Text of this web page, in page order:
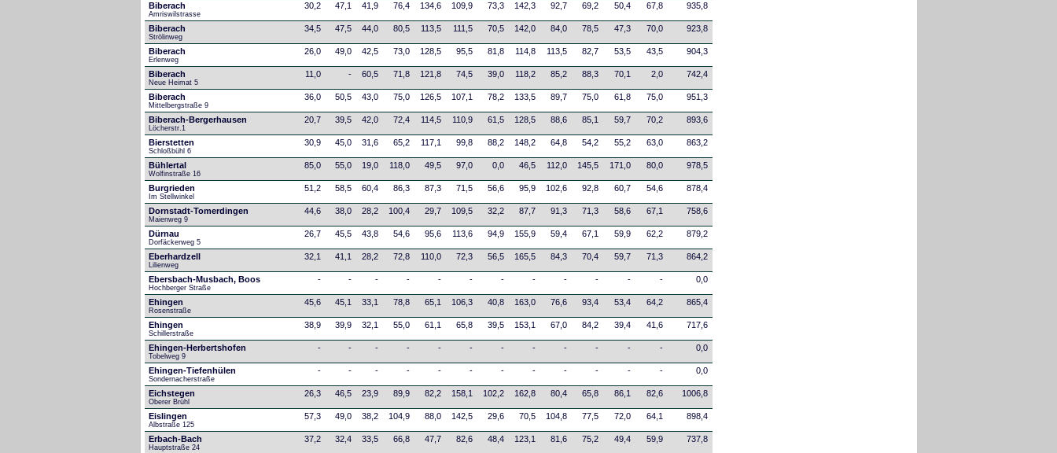
Biberach
Amriswilstrasse
30,2 47,1 41,9 76,4 134,6 109,9 73,3 142,3 92,7 69,2 50,4 67,8 935,8
Biberach
Strölinweg
34,5 47,5 44,0 80,5 113,5 111,5 70,5 142,0 84,0 78,5 47,3 70,0 923,8
Biberach
Erlenweg
26,0 49,0 42,5 73,0 128,5 95,5 81,8 114,8 113,5 82,7 53,5 43,5 904,3
Biberach
Neue Heimat 5
11,0 - 60,5 71,8 121,8 74,5 39,0 118,2 85,2 88,3 70,1 2,0 742,4
Biberach
Mittelbergstraße 9
36,0 50,5 43,0 75,0 126,5 107,1 78,2 133,5 89,7 75,0 61,8 75,0 951,3
Biberach-Bergerhausen
Löcherstr.1
20,7 39,5 42,0 72,4 114,5 110,9 61,5 128,5 88,6 85,1 59,7 70,2 893,6
Bierstetten
Schloßbühl 6
30,9 45,0 31,6 65,2 117,1 99,8 88,2 148,2 64,8 54,2 55,2 63,0 863,2
Bühlertal
Wolfinstraße 16
85,0 55,0 19,0 118,0 49,5 97,0 0,0 46,5 112,0 145,5 171,0 80,0 978,5
Burgrieden
Im Stellwinkel
51,2 58,5 60,4 86,3 87,3 71,5 56,6 95,9 102,6 92,8 60,7 54,6 878,4
Dornstadt-Tomerdingen
Maienweg 9
44,6 38,0 28,2 100,4 29,7 109,5 32,2 87,7 91,3 71,3 58,6 67,1 758,6
Dürnau
Dorfäckerweg 5
26,7 45,5 43,8 54,6 95,6 113,6 94,9 155,9 59,4 67,1 59,9 62,2 879,2
Eberhardzell
Lilienweg
32,1 41,1 28,2 72,8 110,0 72,3 56,5 165,5 84,3 70,4 59,7 71,3 864,2
Ebersbach-Musbach, Boos
Hochberger Straße
- - - - - - - - - - - - 0,0
Ehingen
Rosenstraße
45,6 45,1 33,1 78,8 65,1 106,3 40,8 163,0 76,6 93,4 53,4 64,2 865,4
Ehingen
Schillerstraße
38,9 39,9 32,1 55,0 61,1 65,8 39,5 153,1 67,0 84,2 39,4 41,6 717,6
Ehingen-Herbertshofen
Tobelweg 9
- - - - - - - - - - - - 0,0
Ehingen-Tiefenhülen
Sondernacherstraße
- - - - - - - - - - - - 0,0
Eichstegen
Oberer Brühl
26,3 46,5 23,9 89,9 82,2 158,1 102,2 162,8 80,4 65,8 86,1 82,6 1006,8
Eislingen
Albstraße 125
57,3 49,0 38,2 104,9 88,0 142,5 29,6 70,5 104,8 77,5 72,0 64,1 898,4
Erbach-Bach
Hauptstraße 24
37,2 32,4 33,5 66,8 47,7 82,6 48,4 123,1 81,6 75,2 49,4 59,9 737,8